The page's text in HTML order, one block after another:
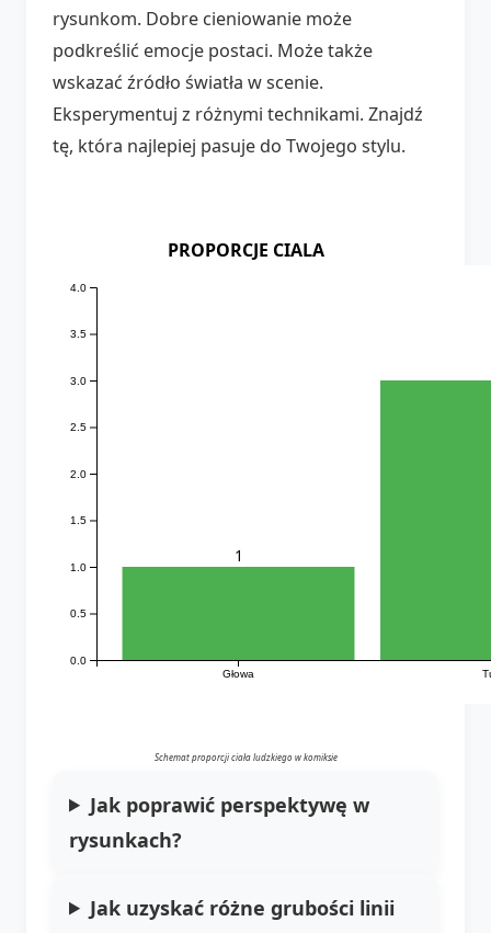
rysunkom. Dobre cieniowanie może
podkreślić emocje postaci. Może także
wskazać źródło światła w scenie.
Eksperymentuj z różnymi technikami. Znajdź
tę, która najlepiej pasuje do Twojego stylu.
PROPORCJE CIALA
Głowa
0.0
0.5
1.0
1.5
2.0
2.5
3.0
3.5
4.0
1
Schemat proporcji ciała ludzkiego w komiksie
Jak poprawić perspektywę w
rysunkach?
Jak uzyskać różne grubości linii